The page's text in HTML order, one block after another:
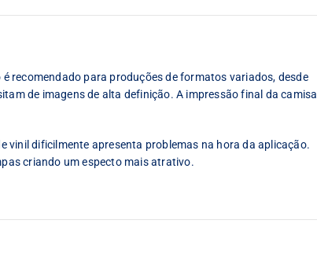
recomendado para produções de formatos variados, desde
de imagens de alta definição. A impressão final da camisa
vinil dificilmente apresenta problemas na hora da aplicação.
criando um especto mais atrativo.